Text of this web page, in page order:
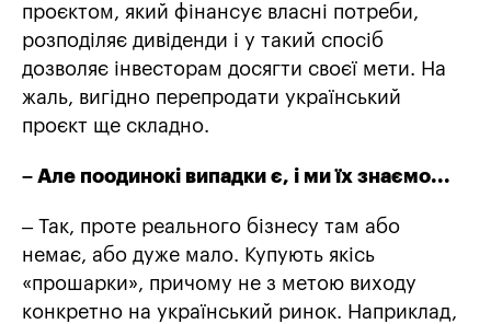
проєктом, який фінансує власні потреби,
розподіляє дивіденди і у такий спосіб
дозволяє інвесторам досягти своєї мети. На
жаль, вигідно перепродати український
проєкт ще складно.
– Але поодинокі випадки є, і ми їх знаємо...
– Так, проте реального бізнесу там або
немає, або дуже мало. Купують якісь
«прошарки», причому не з метою виходу
конкретно на український ринок. Наприклад,